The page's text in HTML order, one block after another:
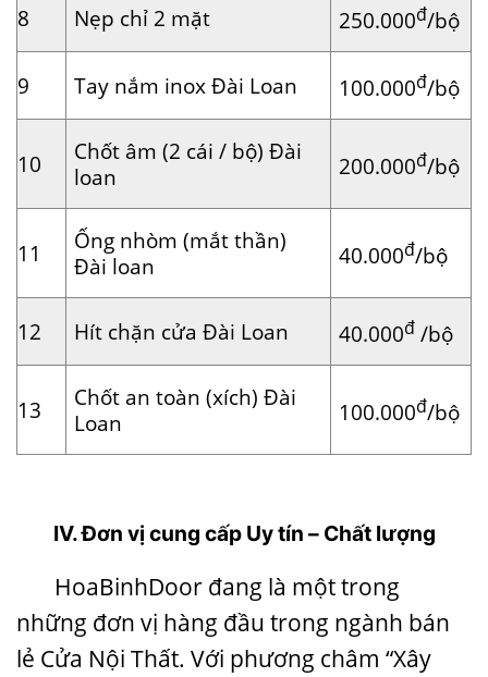
8 Nẹp chỉ 2 mặt 250.000đ/bộ
9 Tay nắm inox Đài Loan 100.000đ/bộ
10
Chốt âm (2 cái / bộ) Đài
loan
200.000đ/bộ
11
Ống nhòm (mắt thần)
Đài loan
40.000đ/bộ
12 Hít chặn cửa Đài Loan 40.000đ /bộ
13
Chốt an toàn (xích) Đài
Loan
100.000đ/bộ
IV. Đơn vị cung cấp Uy tín – Chất lượng
HoaBinhDoor đang là một trong
những đơn vị hàng đầu trong ngành bán
lẻ Cửa Nội Thất. Với phương châm “Xây